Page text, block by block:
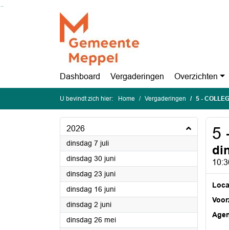
Ga naar de inhoud van deze pagina
Ga naar het zoeken
Ga naar het menu
Dashboard Vergaderingen Overzichten
U bevindt zich hier: Home Vergaderingen 5 -
2026
dinsdag 7 juli2026
dinsdag 30 juni2026
dinsdag 23 juni2026
dinsdag 16 juni2026
dinsdag 2 juni2026
dinsdag 26 mei2026
5